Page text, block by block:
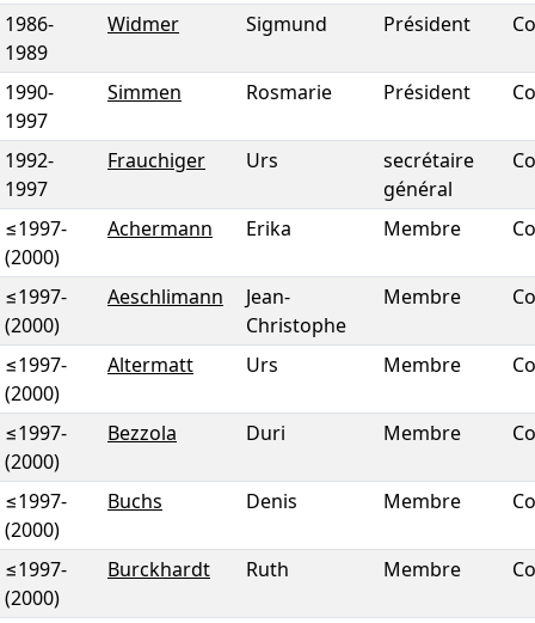
1986-
1989
Widmer Sigmund Président
1990-
1997
Simmen Rosmarie Président
1992-
1997
Frauchiger Urs
secrétaire
général
≤1997-
(2000)
Achermann Erika Membre
≤1997-
(2000)
Aeschlimann
Jean-
Christophe
Membre
≤1997-
(2000)
Altermatt Urs Membre
≤1997-
(2000)
Bezzola Duri Membre
≤1997-
(2000)
Buchs Denis Membre
≤1997-
(2000)
Burckhardt Ruth Membre